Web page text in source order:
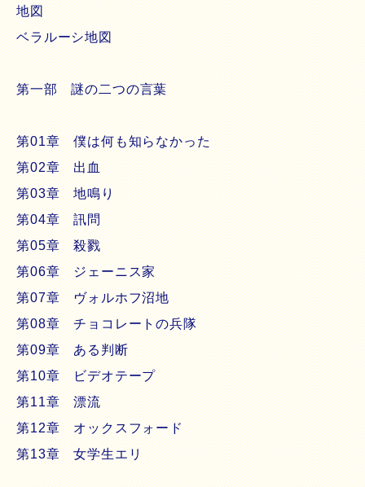
地図
ベラルーシ地図
第一部 謎の二つの言葉
第01章 僕は何も知らなかった
第02章 出血
第03章 地鳴り
第04章 訊問
第05章 殺戮
第06章 ジェーニス家
第07章 ヴォルホフ沼地
第08章 チョコレートの兵隊
第09章 ある判断
第10章 ビデオテープ
第11章 漂流
第12章 オックスフォード
第13章 女学生エリ